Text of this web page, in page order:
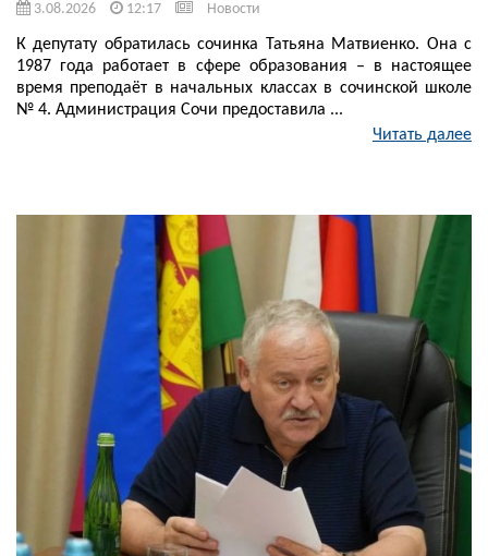
3.08.2026 12:17 Новости
К депутату обратилась сочинка Татьяна Матвиенко. Она с
1987 года работает в сфере образования – в настоящее
время преподаёт в начальных классах в сочинской школе
№ 4. Администрация Сочи предоставила ...
Читать далее